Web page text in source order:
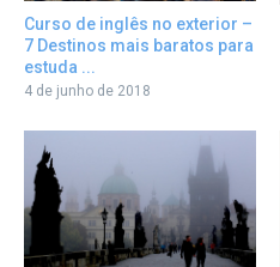
Curso de inglês no exterior –
7 Destinos mais baratos para
estuda ...
4 de junho de 2018